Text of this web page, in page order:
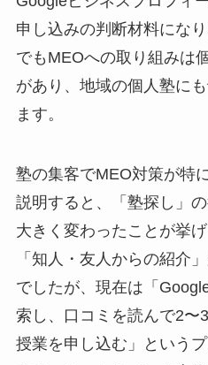
申し込みの判断材料にな
でもMEOへの取り組みは
があり、地域の個人塾に
ます。
塾の集客でMEO対策が特
説明すると、「塾探し」
大きく変わったことが挙
「知人・友人からの紹介
でしたが、現在は「
索し、口コミを読んで2〜
授業を申し込む」という